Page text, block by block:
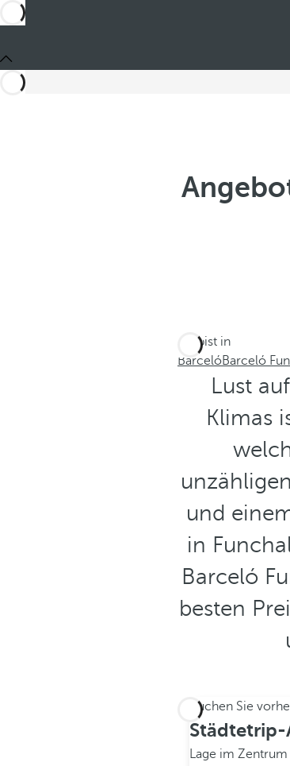
Du bist in
BarcelóBarceló
Lust
Klimas
und
in
Barceló
besten
Buchen Sie
Lage im